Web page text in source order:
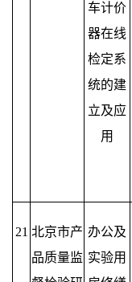
车计价
器在线
检定系
统的建
立及应
用
21 北京市产
品质量监
办公及
实验用